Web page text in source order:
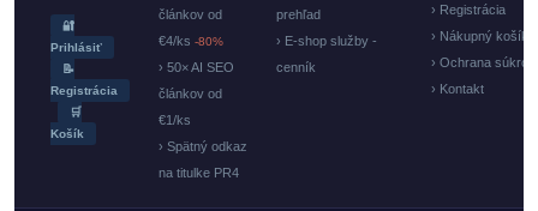
🔐
Prihlásiť
📝
Registrácia
🛒
Košík
článkov od
€4/ks -80%
› 50× AI SEO
článkov od
€1/ks
› Spätný odkaz
na titulke PR4
prehľad
› E-shop služby -
cenník
› Registrácia
› Nákupný košík
› Ochrana
› Kontakt